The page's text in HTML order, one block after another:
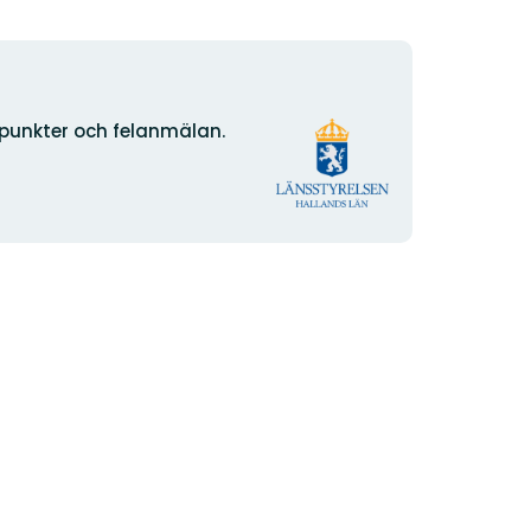
och felanmälan.
Organisationens
logotyp